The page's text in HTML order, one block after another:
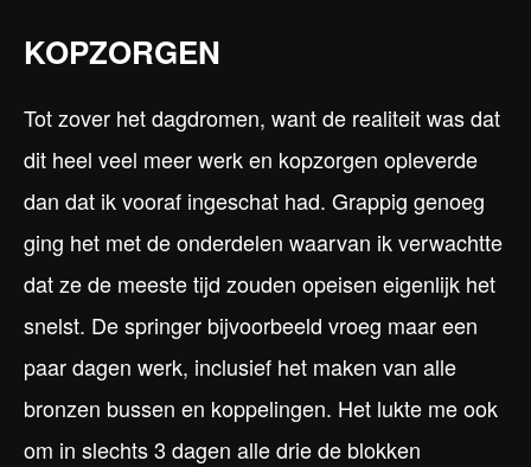
KOPZORGEN
Tot zover het dagdromen, want de realiteit was dat
dit heel veel meer werk en kopzorgen opleverde
dan dat ik vooraf ingeschat had. Grappig genoeg
ging het met de onderdelen waarvan ik verwachtte
dat ze de meeste tijd zouden opeisen eigenlijk het
snelst. De springer bijvoorbeeld vroeg maar een
paar dagen werk, inclusief het maken van alle
bronzen bussen en koppelingen. Het lukte me ook
om in slechts 3 dagen alle drie de blokken